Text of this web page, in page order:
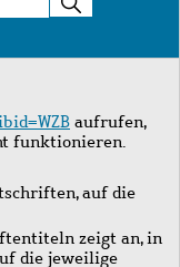
aufrufen,
funktionieren.
auf die
zeigt an, in
die jeweilige